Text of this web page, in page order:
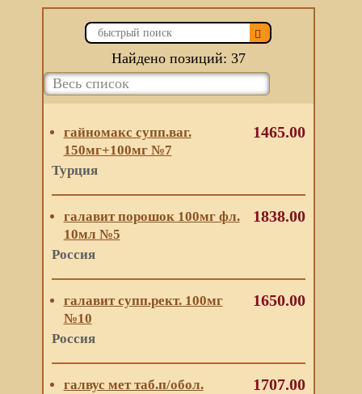
Найдено позиций: 37
гайномакс супп.ваг.
150мг+100мг №7
Турция
1465.00
галавит порошок 100мг фл.
10мл №5
Россия
1838.00
галавит супп.рект. 100мг
№10
Россия
1650.00
галвус мет таб.п/обол.
1707.00